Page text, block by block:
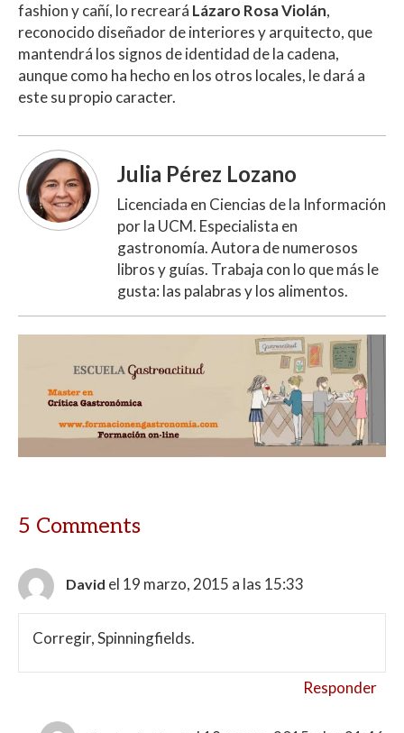
fashion y cañí, lo recreará Lázaro Rosa Violán,
reconocido diseñador de interiores y arquitecto, que
mantendrá los signos de identidad de la cadena,
aunque como ha hecho en los otros locales, le dará a
este su propio caracter.
Julia Pérez Lozano
Licenciada en Ciencias de la Información
por la UCM. Especialista en
gastronomía. Autora de numerosos
libros y guías. Trabaja con lo que más le
gusta: las palabras y los alimentos.
5 Comments
David el 19 marzo, 2015 a las 15:33
Corregir, Spinningfields.
Responder